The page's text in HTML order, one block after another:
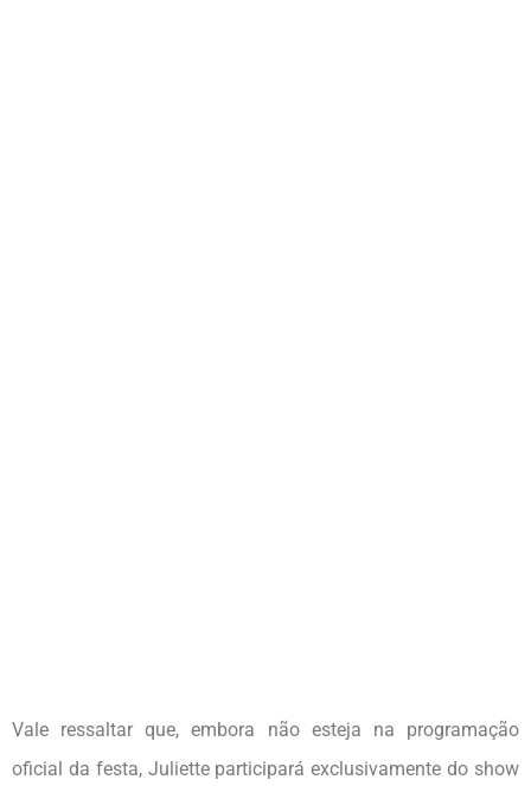
Vale ressaltar que, embora não esteja na programação
oficial da festa, Juliette participará exclusivamente do show